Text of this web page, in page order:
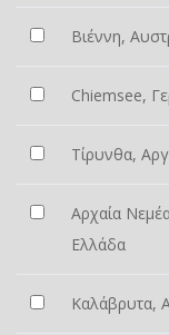
Βιέννη,
Chiemsee,
Τίρυνθα,
Αρχαία
Ελλάδα
Καλάβρυτα,